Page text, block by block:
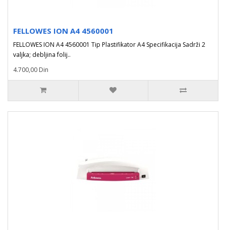
FELLOWES ION A4 4560001
FELLOWES ION A4 4560001 Tip Plastifikator A4 Specifikacija Sadrži 2
valjka; debljina folij..
4.700,00 Din